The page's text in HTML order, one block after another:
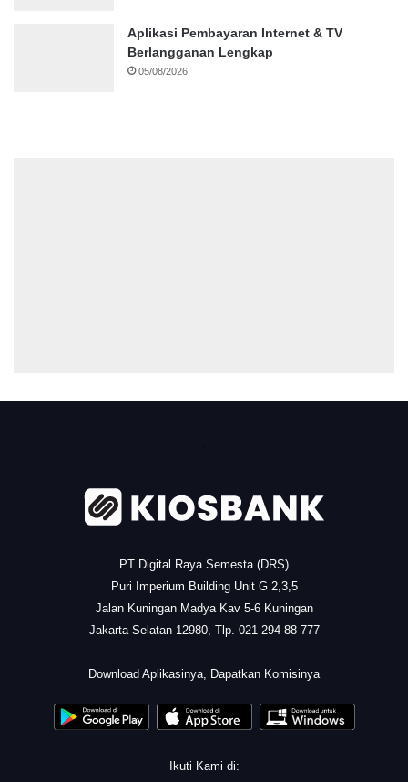
Aplikasi Pembayaran Internet & TV
Berlangganan Lengkap
05/08/2026
PT Digital Raya Semesta (DRS)
Puri Imperium Building Unit G 2,3,5
Jalan Kuningan Madya Kav 5-6 Kuningan
Jakarta Selatan 12980, Tlp. 021 294 88 777
Download Aplikasinya, Dapatkan Komisinya
Ikuti Kami di: